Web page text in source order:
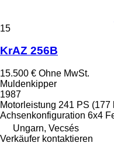
15
KrAZ 256B
15.500 € Ohne MwSt.
Muldenkipper
1987
Motorleistung 241 PS (177
Achsenkonfiguration 6x4
Ungarn, Vecsés
Verkäufer kontaktieren